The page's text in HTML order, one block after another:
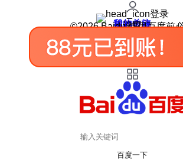
登录
我的关注
我的收藏
皮肤中心
用户反馈
设置
©2026 Baidu 使用百度前
百度一下